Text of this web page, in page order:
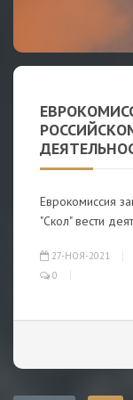
Еврокомиссия
"Скол" вести
27-НОЯ-2021
0